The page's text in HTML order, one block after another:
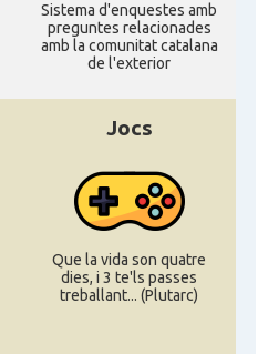
Sistema d'enquestes amb
preguntes relacionades
amb la comunitat catalana
de l'exterior
Jocs
Que la vida son quatre
dies, i 3 te'ls passes
treballant... (Plutarc)